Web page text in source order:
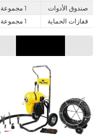
صندوق الأدوات
1 مجموعة
قفازات الحماية
1 مجموعة